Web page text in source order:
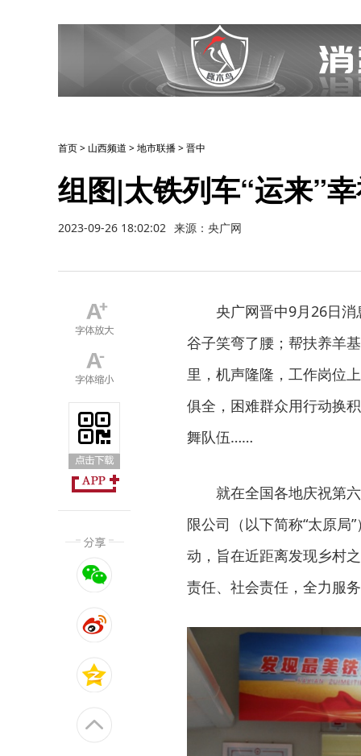
首页> 山西频道 >地市联播>晋中
组图|太铁列车“运来”
2023-09-26 18:02:02 来源：央广网
央广网晋中9月26日
谷子笑弯了腰；帮扶养羊
里，机声隆隆，工作岗位
俱全，困难群众用行动换
舞队伍……
就在全国各地庆祝第
限公司（以下简称“太原局
动，旨在近距离发现乡村
责任、社会责任，全力服